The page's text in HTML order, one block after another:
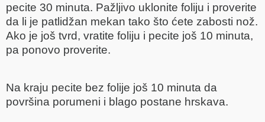
pecite 30 minuta. Pažljivo uklonite foliju i proverite
da li je patlidžan mekan tako što ćete zabosti nož.
Ako je još tvrd, vratite foliju i pecite još 10 minuta,
pa ponovo proverite.
Na kraju pecite bez folije još 10 minuta da
površina porumeni i blago postane hrskava.